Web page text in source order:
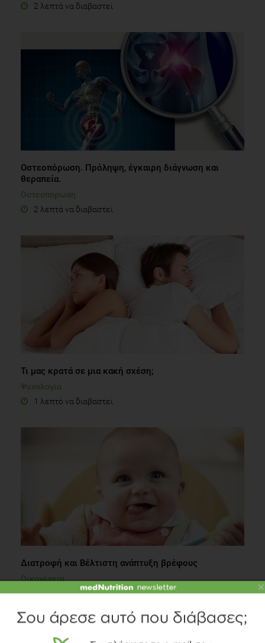
2 λεπτά να διαβαστεί
Οστεοπόρωση. Πρόληψη, έγκαιρη διάγνωση και
θεραπεία.
Οστεοπόρωση
2 λεπτά να διαβαστεί
Τι μας κρατά σε μια κακή σχέση;
Ψυχολογία
1 λεπτό να διαβαστεί
Διατροφή και Βέλτιστη ανάπτυξη βρέφους
Οικογένεια
3 λεπτά να διαβαστεί
×